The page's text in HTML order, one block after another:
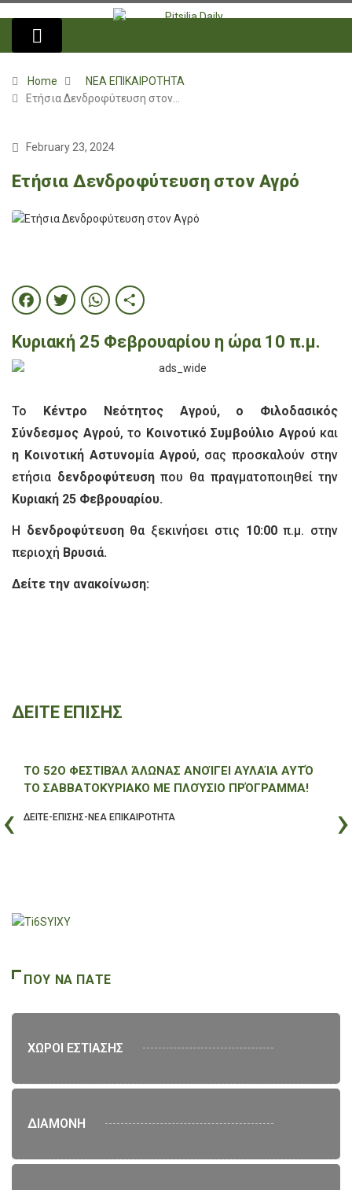
Home
ΝΕΑ ΕΠΙΚΑΙΡΟΤΗΤΑ
Ετήσια Δενδροφύτευση στον…
February 23, 2024
Ετήσια Δενδροφύτευση στον Αγρό
Facebook
Twitter
WhatsApp
Share
Κυριακή 25 Φεβρουαρίου η ώρα 10 π.μ.
Το Κέντρο Νεότητος Αγρού, ο Φιλοδασικός
Σύνδεσμος Αγρού, το Κοινοτικό Συμβούλιο Αγρούκαι
η Κοινοτική Αστυνομία Αγρού, σας προσκαλούν στην
ετήσια δενδροφύτευσηπου θα πραγματοποιηθεί την
Κυριακή 25 Φεβρουαρίου.
Η δενδροφύτευσηθα ξεκινήσει στις 10:00π.μ. στην
περιοχή Βρυσιά.
Δείτε την ανακοίνωση:
ΔΕΙΤΕ ΕΠΙΣΗΣ
ΤΟ 52Ο ΦΕΣΤΙΒΆΛ ΆΛΩΝΑΣ ΑΝΟΊΓΕΙ ΑΥΛΑΊΑ ΑΥΤΌ
ΤΟ ΣΑΒΒΑΤΟΚΎΡΙΑΚΟ ΜΕ ΠΛΟΎΣΙΟ ΠΡΌΓΡΑΜΜΑ!
ΔΕΙΤΕ-ΕΠΙΣΗΣ-ΝΕΑ ΕΠΙΚΑΙΡΟΤΗΤΑ
‹ ›
ΠΟΥ ΝΑ ΠΑΤΕ
ΧΩΡΟΙ ΕΣΤΙΑΣΗΣ
ΔΙΑΜΟΝΗ